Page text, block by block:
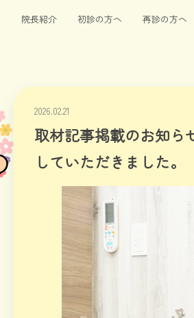
院長紹介 初診の方へ 再診の方へ
2026.02.21
取材記事掲載のお知ら
していただきました。